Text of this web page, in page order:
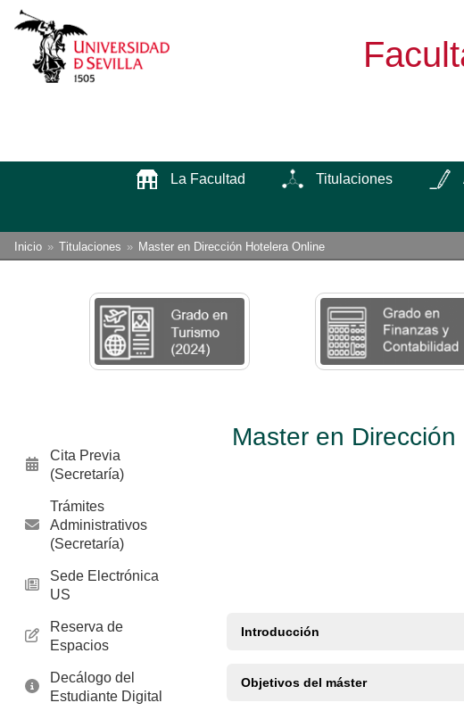
La Facultad Titulaciones
Enlaces
Está
Inicio Titulaciones Master en Dirección Hotelera Online
Master en
Introducción
Objetivos del máster
Cita Previa
(Secretaría)
Trámites
Administrativos
(Secretaría)
Sede Electrónica
US
Reserva de
Espacios
Decálogo del
Estudiante Digital